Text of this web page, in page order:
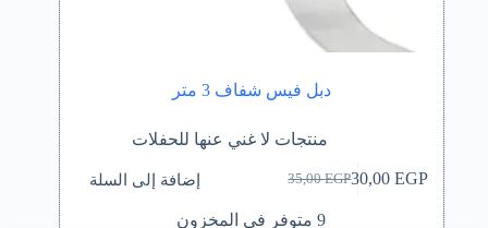
دبل فيس شفاف 3 متر
منتجات لا غني عنها للحفلات
35,00EGP
السعر30,00EGP
السعر
إضافة إلى السلة
9 متوفر في المخزون